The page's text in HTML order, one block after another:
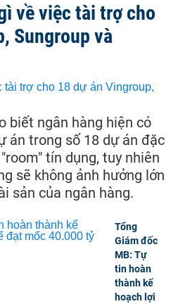
về việc tài trợ cho
Sungroup và
biết ngân hàng hiện có
án trong số 18 dự án đặc
tín dụng, tuy nhiên
sẽ không ảnh hưởng lớn
sản của ngân hàng.
Tổng
Giám đốc
MB: Tự
tin hoàn
thành kế
hoạch lợi